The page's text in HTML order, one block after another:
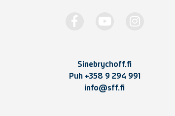
Sinebrychoff.fi
Puh +358 9 294 991
info@sff.fi